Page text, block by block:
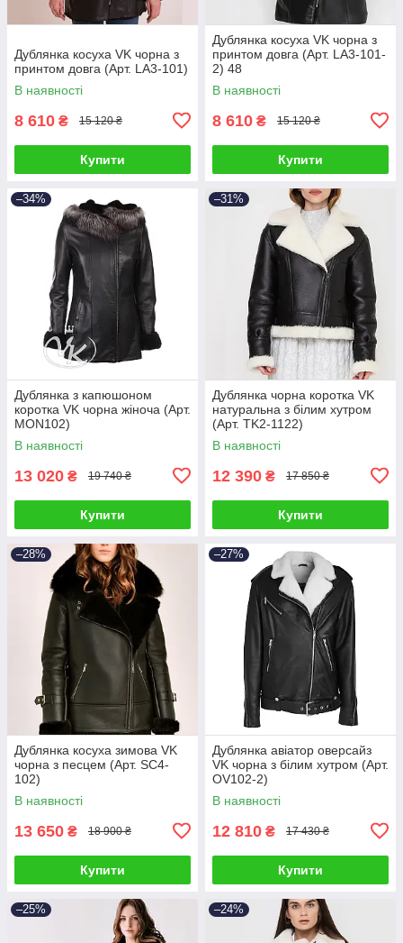
Дублянка косуха VK чорна з
принтом довга (Арт. LA3-101)
В наявності
8 610 ₴ 15 120 ₴
Купити
Дублянка косуха VK чорна з
принтом довга (Арт. LA3-101-
2) 48
В наявності
8 610 ₴ 15 120 ₴
Купити
–34%
Дублянка з капюшоном
коротка VK чорна жіноча (Арт.
MON102)
В наявності
13 020 ₴ 19 740 ₴
Купити
–31%
Дублянка чорна коротка VK
натуральна з білим хутром
(Арт. TK2-1122)
В наявності
12 390 ₴ 17 850 ₴
Купити
–28%
Дублянка косуха зимова VK
чорна з песцем (Арт. SC4-
102)
В наявності
13 650 ₴ 18 900 ₴
Купити
–27%
Дублянка авіатор оверсайз
VK чорна з білим хутром (Арт.
OV102-2)
В наявності
12 810 ₴ 17 430 ₴
Купити
–25% –24%